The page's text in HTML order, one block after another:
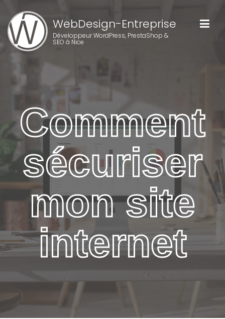
WebDesign-Entreprise
Développeur WordPress, PrestaShop &
SEO à Nice
Comment
sécuriser
mon site
internet